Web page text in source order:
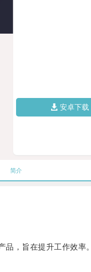
安卓下载
简介
，旨在提升工作效率。